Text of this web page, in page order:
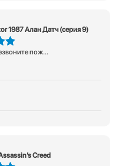
1987 Алан Датч (серия 9)
пож...
Creed